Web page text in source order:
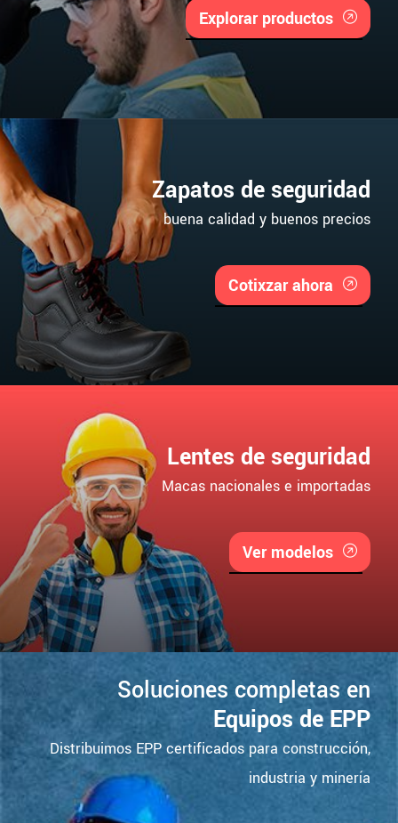
Explorar productos
Zapatos de seguridad
buena calidad y buenos precios
Cotixzar ahora
Lentes de seguridad
Macas nacionales e importadas
Ver modelos
Soluciones completas en
Equipos de EPP
Distribuimos EPP certificados para construcción,
industria y minería